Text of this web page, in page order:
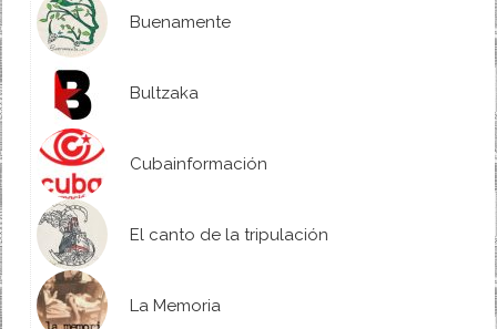
Buenamente
Bultzaka
Cubainformación
El canto de la tripulación
La Memoria